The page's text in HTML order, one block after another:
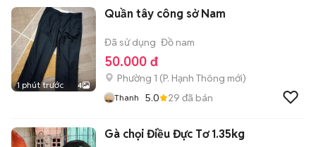
1 phút trước 4
Quần tây công sở Nam
Đã sử dụng Đồ nam
50.000 đ
Phường 1 (P. Hạnh Thông mới)
Thanh 5.0 29 đã bán
Gà chọi Điều Đực Tơ 1.35kg